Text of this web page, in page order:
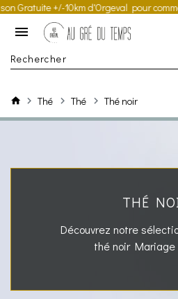
+/-10km d'Orgeval pour commande
Thé Thé Thé noir
THÉ
Découvrez notre
thé noir Mariage